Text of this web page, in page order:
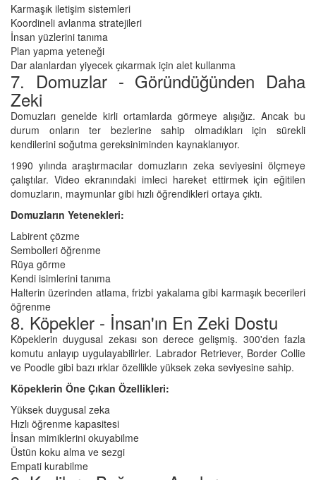
Karmaşık iletişim sistemleri
Koordineli avlanma stratejileri
İnsan yüzlerini tanıma
Plan yapma yeteneği
Dar alanlardan yiyecek çıkarmak için alet kullanma
7. Domuzlar - Göründüğünden Daha
Zeki
Domuzları genelde kirli ortamlarda görmeye alışığız. Ancak bu
durum onların ter bezlerine sahip olmadıkları için sürekli
kendilerini soğutma gereksiniminden kaynaklanıyor.
1990 yılında araştırmacılar domuzların zeka seviyesini ölçmeye
çalıştılar. Video ekranındaki imleci hareket ettirmek için eğitilen
domuzların, maymunlar gibi hızlı öğrendikleri ortaya çıktı.
Domuzların Yetenekleri:
Labirent çözme
Sembolleri öğrenme
Rüya görme
Kendi isimlerini tanıma
Halterin üzerinden atlama, frizbi yakalama gibi karmaşık becerileri
öğrenme
8. Köpekler - İnsan'ın En Zeki Dostu
Köpeklerin duygusal zekası son derece gelişmiş. 300'den fazla
komutu anlayıp uygulayabilirler. Labrador Retriever, Border Collie
ve Poodle gibi bazı ırklar özellikle yüksek zeka seviyesine sahip.
Köpeklerin Öne Çıkan Özellikleri:
Yüksek duygusal zeka
Hızlı öğrenme kapasitesi
İnsan mimiklerini okuyabilme
Üstün koku alma ve sezgi
Empati kurabilme